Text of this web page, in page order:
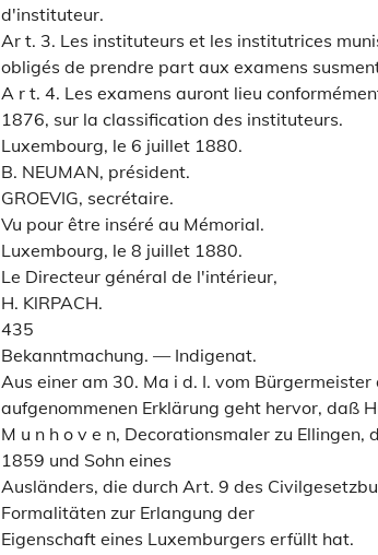
d'instituteur.
Ar t. 3. Les instituteurs et les institutrices
obligés de prendre part aux examens
A r t. 4. Les examens auront lieu
1876, sur la classification des instituteurs.
Luxembourg, le 6 juillet 1880.
B. NEUMAN, président.
GROEVIG, secrétaire.
Vu pour être inséré au Mémorial.
Luxembourg, le 8 juillet 1880.
Le Directeur général de l'intérieur,
H. KlRPACH.
435
Bekanntmachung. — Indigenat.
Aus einer am 30. Ma i d. I. vom
aufgenommenen Erklärung geht hervor, daß
M u n h o v e n, Decorationsmaler zu
1859 und Sohn eines
Ausländers, die durch Art. 9 des
Formalitäten zur Erlangung der
Eigenschaft eines Luxemburgers erfüllt hat.